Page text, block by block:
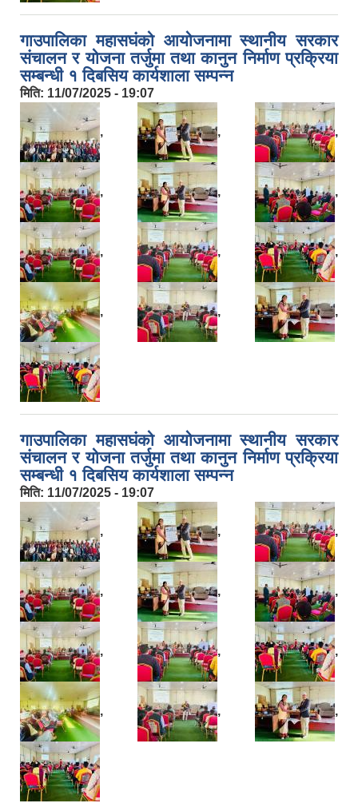
गाउपालिका महासघंको आयोजनामा स्थानीय सरकार
संचालन र योजना तर्जुमा तथा कानुन निर्माण प्रक्रिया
सम्बन्धी १ दिबसिय कार्यशाला सम्पन्न
मिति: 11/07/2025 - 19:07
, , ,
, , ,
, , ,
, , ,
गाउपालिका महासघंको आयोजनामा स्थानीय सरकार
संचालन र योजना तर्जुमा तथा कानुन निर्माण प्रक्रिया
सम्बन्धी १ दिबसिय कार्यशाला सम्पन्न
मिति: 11/07/2025 - 19:07
, , ,
, , ,
, , ,
, , ,